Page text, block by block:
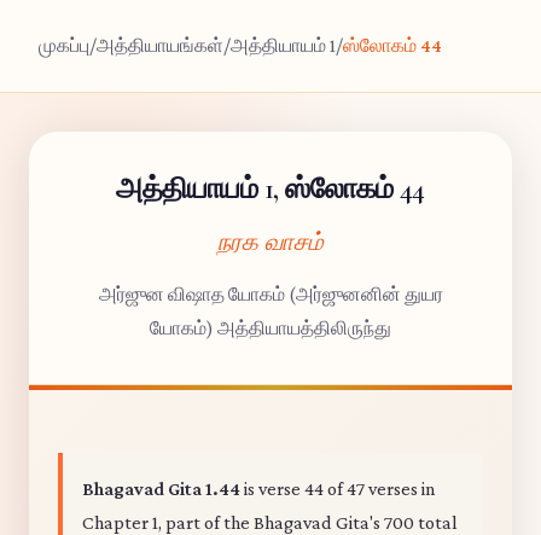
முகப்பு/அத்தியாயங்கள்/அத்தியாயம் 1/ஸ்லோகம் 44
அத்தியாயம் 1, ஸ்லோகம் 44
நரக வாசம்
அர்ஜுன விஷாத யோகம் (அர்ஜுனனின் துயர
யோகம்) அத்தியாயத்திலிருந்து
Bhagavad Gita 1.44is verse 44 of 47 verses in
Chapter 1, part of the Bhagavad Gita's 700 total